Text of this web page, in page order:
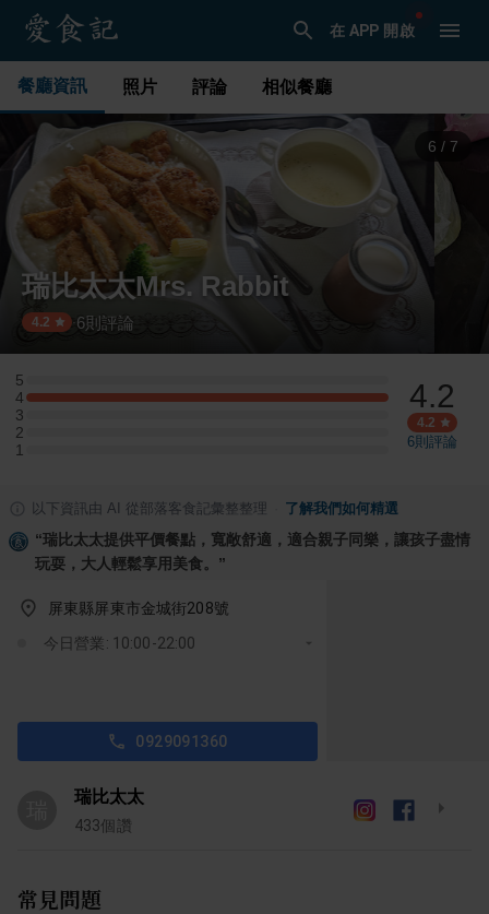
在 APP 開啟
餐廳資訊 照片 評論 相似餐廳
6 / 7
瑞比太太Mrs. Rabbit
4.2 ·6則評論
5
5 星：0 則評論
4
4 星：2 則評論
3
3 星：0 則評論
2
2 星：0 則評論
1
1 星：0 則評論
4.2
4.2
6則評論
以下資訊由 AI 從部落客食記彙整整理 了解我們如何精選
“瑞比太太提供平價餐點，寬敞舒適，適合親子同樂，讓孩子盡情
玩耍，大人輕鬆享用美食。 ”
屏東縣屏東市金城街208號
今日營業: 10:00-22:00
0929091360
瑞比太太
433個讚
常見問題